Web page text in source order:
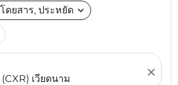
โดยสาร, ประหยัด expand_more
เวียดนาม
close